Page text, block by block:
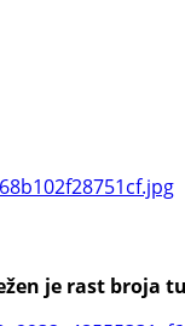
je rast